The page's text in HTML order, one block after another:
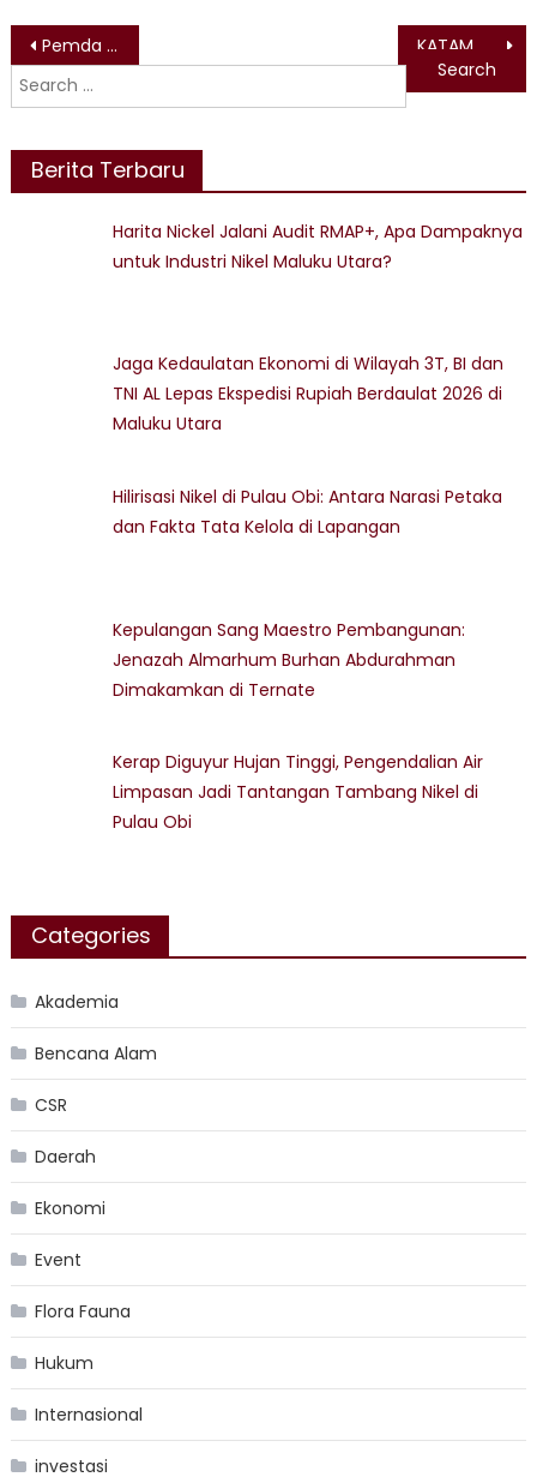
Post
navigation
Pemda Halsel Diminta Tegas Terapkan Perbup Pemindahan Pemukiman Baru Desa Kawasi
Search
for:
Berita Terbaru
Harita Nickel Jalani Audit RMAP+, Apa Dampaknya
untuk Industri Nikel Maluku Utara?
Jaga Kedaulatan Ekonomi di Wilayah 3T, BI dan
TNI AL Lepas Ekspedisi Rupiah Berdaulat 2026 di
Maluku Utara
Hilirisasi Nikel di Pulau Obi: Antara Narasi Petaka
dan Fakta Tata Kelola di Lapangan
Kepulangan Sang Maestro Pembangunan:
Jenazah Almarhum Burhan Abdurahman
Dimakamkan di Ternate
Kerap Diguyur Hujan Tinggi, Pengendalian Air
Limpasan Jadi Tantangan Tambang Nikel di
Pulau Obi
Categories
Akademia
Bencana Alam
CSR
Daerah
Ekonomi
Event
Flora Fauna
Hukum
Internasional
investasi